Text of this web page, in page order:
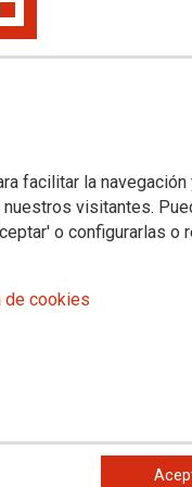
facilitar la navegación
visitantes.
o configurarlas o
de cookies
Salud laboral